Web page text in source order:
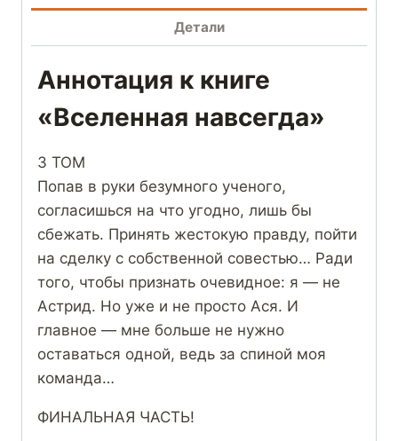
Детали
Аннотация к книге
«Вселенная навсегда»
3 ТОМ
Попав в руки безумного ученого,
согласишься на что угодно, лишь бы
сбежать. Принять жестокую правду, пойти
на сделку с собственной совестью… Ради
того, чтобы признать очевидное: я — не
Астрид. Но уже и не просто Ася. И
главное — мне больше не нужно
оставаться одной, ведь за спиной моя
команда…
ФИНАЛЬНАЯ ЧАСТЬ!